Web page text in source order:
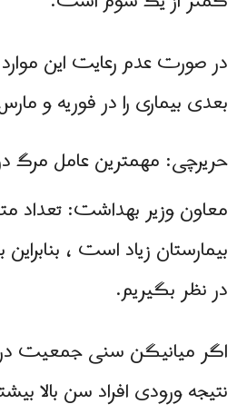
در صورت عدم رعایت این
بعدی بیماری را در فوریه و
حریرچی: مهمترین عامل
معاون وزیر بهداشت: تعداد
بیمارستان زیاد است ،
در نظر بگیریم.
اگر میانیگن سنی جمعیت در
نتیجه ورودی افراد سن بالا